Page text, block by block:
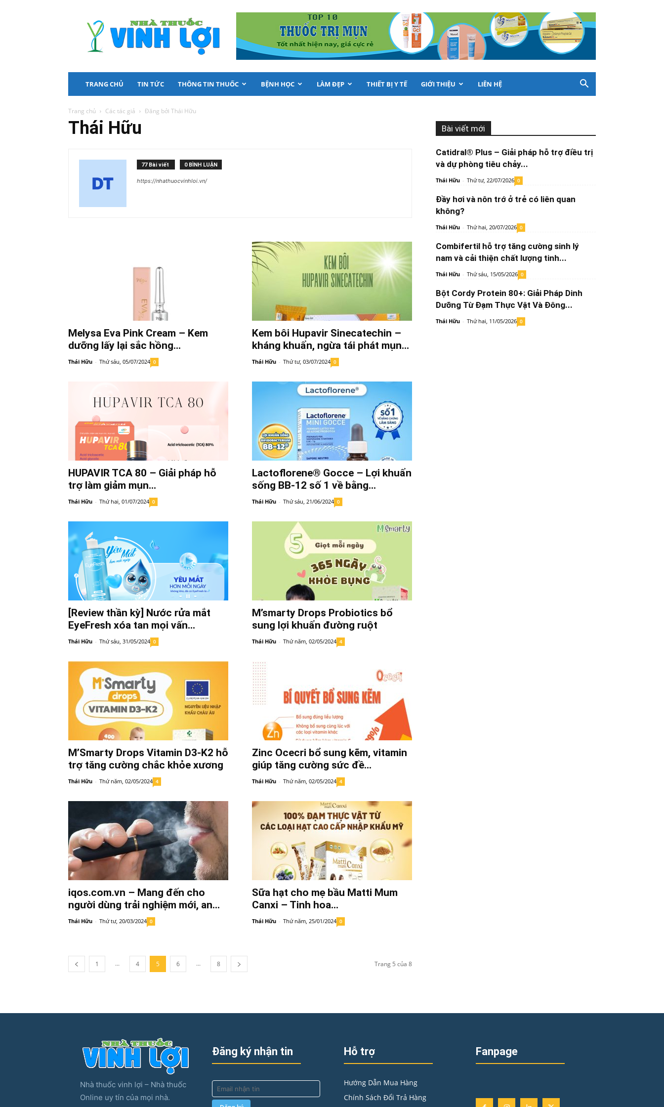
Nhà
Thuốc
Vinh
Lợi
TRANG CHỦ TIN TỨC THÔNG TIN THUỐC BỆNH HỌC LÀM ĐẸP THIẾT BỊ Y TẾ GIỚI THIỆU LIÊN HỆ
Trang chủ Các tác giả Đăng bởi Thái Hữu
Thái Hữu
77 Bài viết 0 BÌNH LUẬN
https://nhathuocvinhloi.vn/
Melysa Eva Pink Cream – Kem
dưỡng lấy lại sắc hồng...
Thái Hữu - Thứ sáu, 05/07/2024 0
Kem bôi Hupavir Sinecatechin –
kháng khuẩn, ngừa tái phát mụn...
Thái Hữu - Thứ tư, 03/07/2024 0
HUPAVIR TCA 80 – Giải pháp hỗ
trợ làm giảm mụn...
Thái Hữu - Thứ hai, 01/07/2024 0
Lactoflorene® Gocce – Lợi khuẩn
sống BB-12 số 1 về bằng...
Thái Hữu - Thứ sáu, 21/06/2024 0
[Review thần kỳ] Nước rửa mắt
EyeFresh xóa tan mọi vấn...
Thái Hữu - Thứ sáu, 31/05/2024 0
M’smarty Drops Probiotics bổ
sung lợi khuẩn đường ruột
Thái Hữu - Thứ năm, 02/05/2024 4
M’Smarty Drops Vitamin D3-K2 hỗ
trợ tăng cường chắc khỏe xương
Thái Hữu - Thứ năm, 02/05/2024 4
Zinc Ocecri bổ sung kẽm, vitamin
giúp tăng cường sức đề...
Thái Hữu - Thứ năm, 02/05/2024 4
iqos.com.vn – Mang đến cho
người dùng trải nghiệm mới, an...
Thái Hữu - Thứ tư, 20/03/2024 0
Sữa hạt cho mẹ bầu Matti Mum
Canxi – Tinh hoa...
Thái Hữu - Thứ năm, 25/01/2024 0
1 ... 4 5 6 ... 8 Trang 5 của 8
Bài viết mới
Catidral® Plus – Giải pháp hỗ trợ điều trị
và dự phòng tiêu chảy...
Thái Hữu - Thứ tư, 22/07/2026 0
Đầy hơi và nôn trớ ở trẻ có liên quan
không?
Thái Hữu - Thứ hai, 20/07/2026 0
Combifertil hỗ trợ tăng cường sinh lý
nam và cải thiện chất lượng tinh...
Thái Hữu - Thứ sáu, 15/05/2026 0
Bột Cordy Protein 80+: Giải Pháp Dinh
Dưỡng Từ Đạm Thực Vật Và Đông...
Thái Hữu - Thứ hai, 11/05/2026 0
Nhà thuốc vinh lợi – Nhà thuốc
Online uy tín của mọi nhà.
Đăng ký nhận tin Hỗ trợ
Hướng Dẫn Mua Hàng
Chính Sách Đổi Trả Hàng
Fanpage